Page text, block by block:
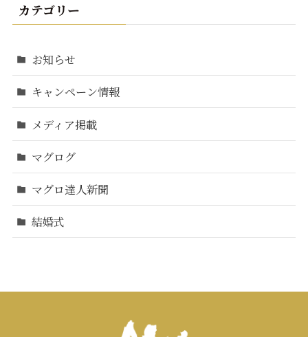
カテゴリー
お知らせ
キャンペーン情報
メディア掲載
マグログ
マグロ達人新聞
結婚式